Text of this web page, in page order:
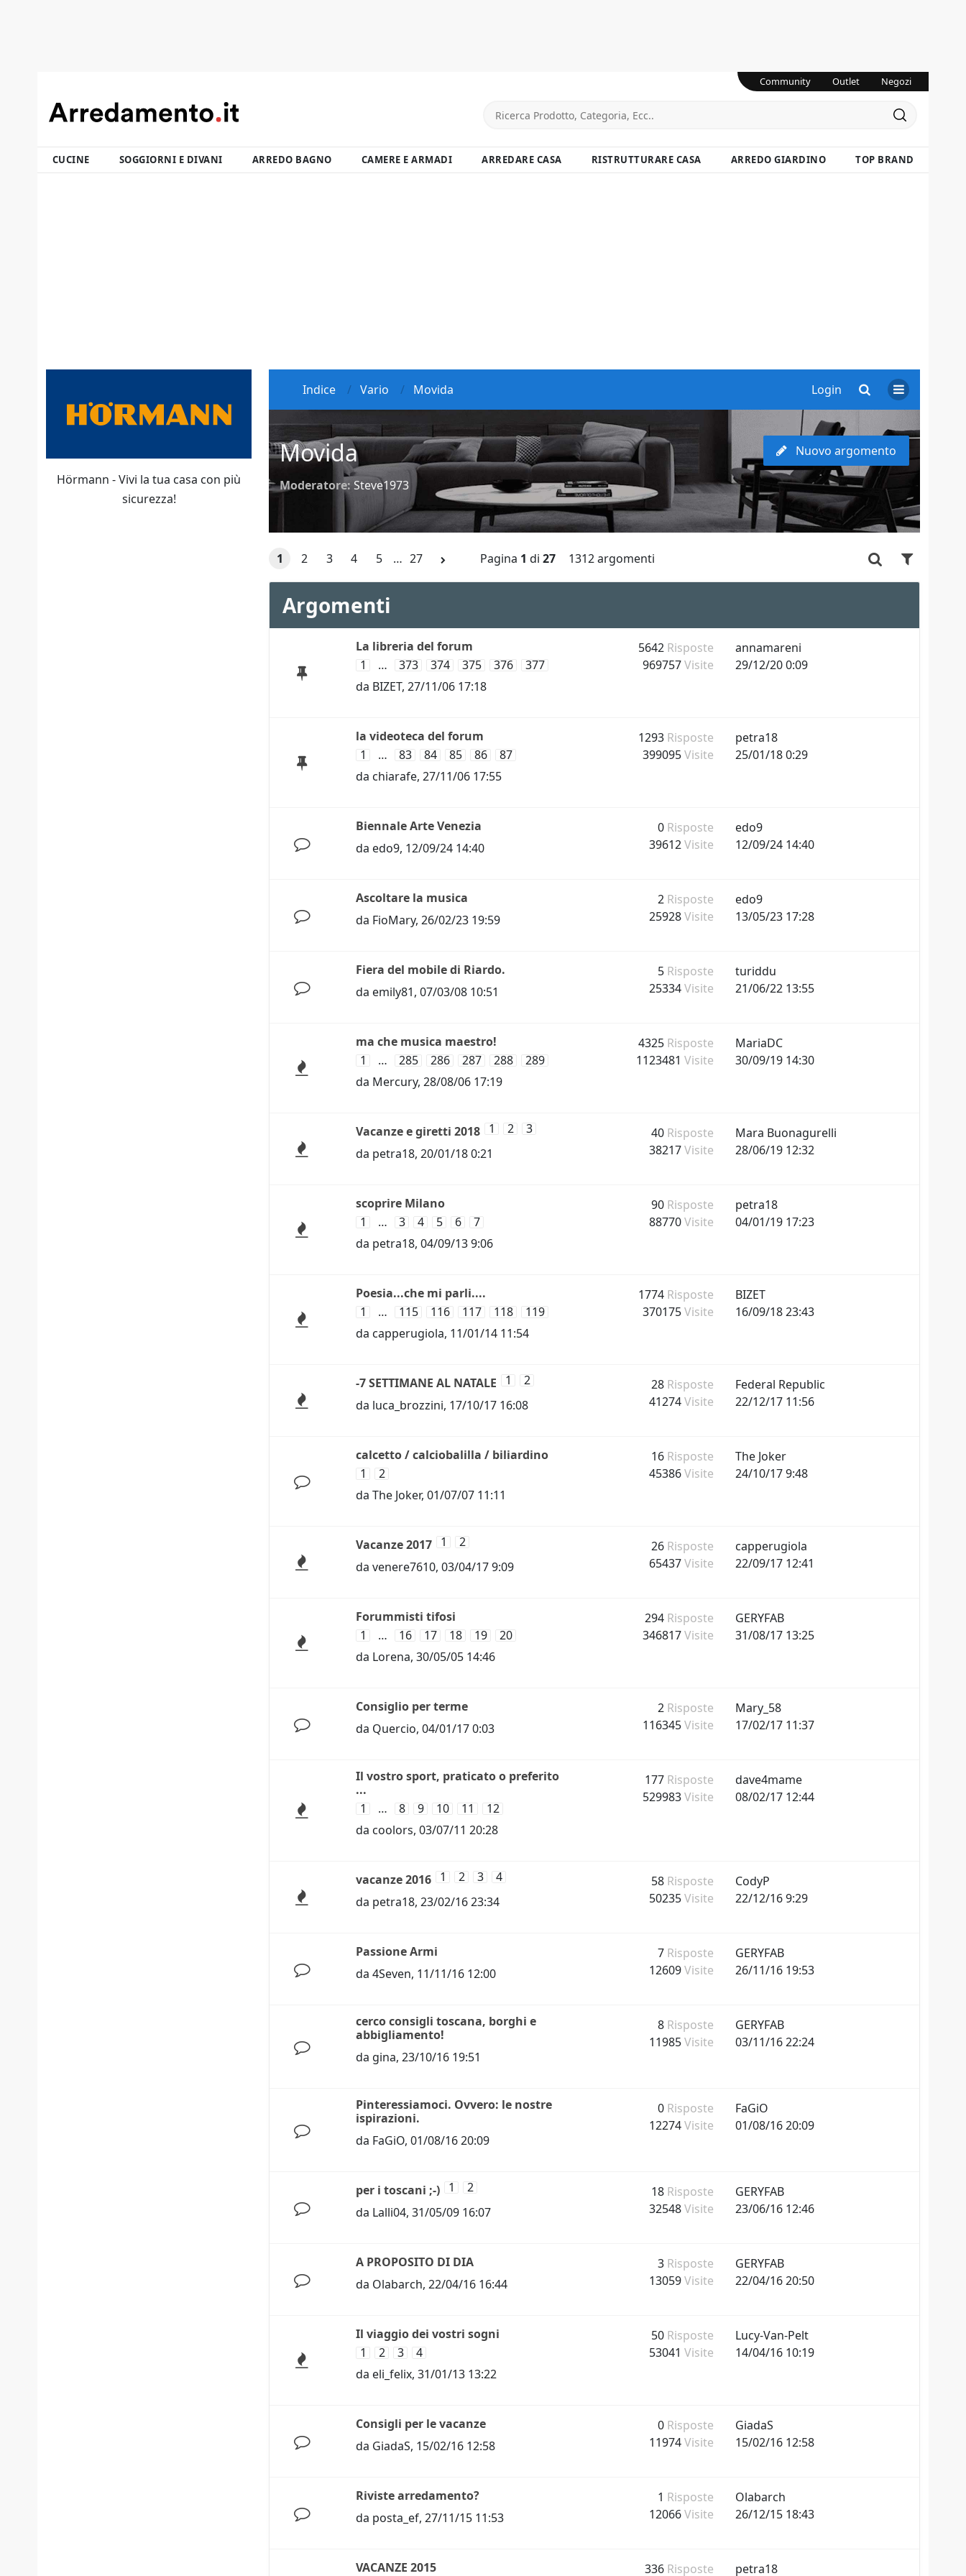
Community Outlet Negozi
CUCINE SOGGIORNI E DIVANI ARREDO BAGNO CAMERE E ARMADI ARREDARE CASA RISTRUTTURARE CASA ARREDO GIARDINO TOP BRAND
Login
Indice Vario Movida
Movida
Moderatore: Steve1973
Nuovo argomento
1 2 3 4 5 … 27 Pagina 1 di 27 1312 argomenti
Argomenti
La libreria del forum
1
… 373 374 375 376
377
da BIZET,27/11/06 17:18
5642 Risposte
969757Visite
annamareni
29/12/20 0:09
la videoteca del forum
1
… 83 84 85 86
87
da chiarafe,27/11/06 17:55
1293 Risposte
399095Visite
petra18
25/01/18 0:29
Biennale Arte Venezia
da edo9, 12/09/24 14:40
0 Risposte
39612Visite
edo9
12/09/24 14:40
Ascoltare la musica
da FioMary,26/02/23 19:59
2 Risposte
25928Visite
edo9
13/05/23 17:28
Fiera del mobile di Riardo.
da emily81,07/03/08 10:51
5 Risposte
25334Visite
turiddu
21/06/22 13:55
ma che musica maestro!
1
… 285 286 287 288
289
da Mercury,28/08/06 17:19
4325 Risposte
1123481 Visite
MariaDC
30/09/19 14:30
Vacanze e giretti 2018 1 2
3
da petra18,20/01/18 0:21
40 Risposte
38217Visite
Mara Buonagurelli
28/06/19 12:32
scoprire Milano
1
… 3 4 5 6
7
da petra18,04/09/13 9:06
90 Risposte
88770Visite
petra18
04/01/19 17:23
Poesia...che mi parli....
1
… 115 116 117 118
119
da capperugiola, 11/01/14 11:54
1774 Risposte
370175Visite
BIZET
16/09/18 23:43
-7 SETTIMANE AL NATALE 1
2
da luca_brozzini, 17/10/17 16:08
28 Risposte
41274Visite
Federal Republic
22/12/17 11:56
calcetto / calciobalilla / biliardino
1
2
daThe Joker,01/07/07 11:11
16 Risposte
45386Visite
The Joker
24/10/17 9:48
Vacanze 2017 1
2
davenere7610,03/04/17 9:09
26 Risposte
65437Visite
capperugiola
22/09/17 12:41
Forummisti tifosi
1
… 16 17 18 19
20
da Lorena,30/05/05 14:46
294 Risposte
346817Visite
GERYFAB
31/08/17 13:25
Consiglio per terme
da Quercio,04/01/17 0:03
2 Risposte
116345Visite
Mary_58
17/02/17 11:37
Il vostro sport, praticato o preferito
...
1
… 8 9 10 11
12
da coolors,03/07/11 20:28
177 Risposte
529983Visite
dave4mame
08/02/17 12:44
vacanze 2016 1 2 3
4
da petra18,23/02/16 23:34
58 Risposte
50235Visite
CodyP
22/12/16 9:29
Passione Armi
da4Seven, 11/11/16 12:00
7 Risposte
12609Visite
GERYFAB
26/11/16 19:53
cerco consigli toscana, borghi e
abbigliamento!
da gina,23/10/16 19:51
8 Risposte
11985Visite
GERYFAB
03/11/16 22:24
Pinteressiamoci. Ovvero: le nostre
ispirazioni.
da FaGiO,01/08/16 20:09
0 Risposte
12274Visite
FaGiO
01/08/16 20:09
per i toscani ;-) 1
2
da Lalli04,31/05/09 16:07
18 Risposte
32548Visite
GERYFAB
23/06/16 12:46
A PROPOSITO DI DIA
da Olabarch,22/04/16 16:44
3 Risposte
13059Visite
GERYFAB
22/04/16 20:50
Il viaggio dei vostri sogni
1
2 3
4
da eli_felix,31/01/13 13:22
50 Risposte
53041 Visite
Lucy-Van-Pelt
14/04/16 10:19
Consigli per le vacanze
da GiadaS, 15/02/16 12:58
0 Risposte
11974Visite
GiadaS
15/02/16 12:58
Riviste arredamento?
da posta_ef,27/11/15 11:53
1 Risposte
12066Visite
Olabarch
26/12/15 18:43
VACANZE 2015 336 Risposte petra18
Hörmann - Vivi la tua casa con più
sicurezza!